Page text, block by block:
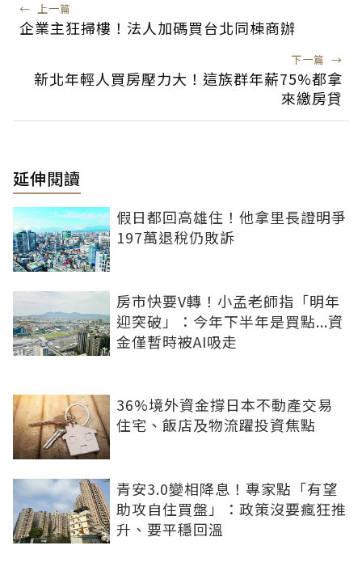
← 上一篇
企業主狂掃樓！法人加碼買台北同棟商辦
下一篇 →
新北年輕人買房壓力大！這族群年薪75%都拿
來繳房貸
延伸閱讀
假日都回高雄住！他拿里長證明爭
197萬退稅仍敗訴
房市快要V轉！小孟老師指「明年
迎突破」：今年下半年是買點...資
金僅暫時被AI吸走
36%境外資金撐日本不動產交易
住宅、飯店及物流躍投資焦點
青安3.0變相降息！專家點「有望
助攻自住買盤」：政策沒要瘋狂推
升、要平穩回溫